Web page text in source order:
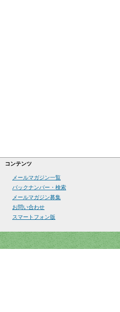
コンテンツ
メールマガジン一覧
バックナンバー・検索
メールマガジン募集
お問い合わせ
スマートフォン版